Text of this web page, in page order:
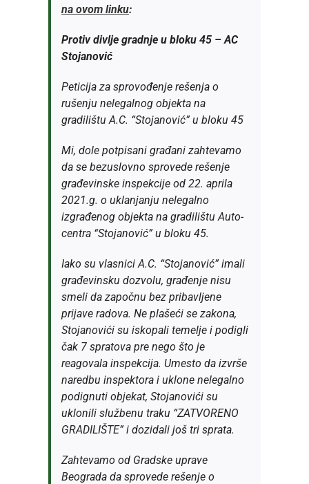
na ovom linku:
Protiv divlje gradnje u bloku 45 – AC
Stojanović
Peticija za sprovođenje rešenja o
rušenju nelegalnog objekta na
gradilištu A.C. “Stojanović” u bloku 45
Mi, dole potpisani građani zahtevamo
da se bezuslovno sprovede rešenje
građevinske inspekcije od 22. aprila
2021.g. o uklanjanju nelegalno
izgrađenog objekta na gradilištu Auto-
centra “Stojanović” u bloku 45.
Iako su vlasnici A.C. “Stojanović” imali
građevinsku dozvolu, građenje nisu
smeli da započnu bez pribavljene
prijave radova. Ne plašeći se zakona,
Stojanovići su iskopali temelje i podigli
čak 7 spratova pre nego što je
reagovala inspekcija. Umesto da izvrše
naredbu inspektora i uklone nelegalno
podignuti objekat, Stojanovići su
uklonili službenu traku “ZATVORENO
GRADILIŠTE” i dozidali još tri sprata.
Zahtevamo od Gradske uprave
Beograda da sprovede rešenje o